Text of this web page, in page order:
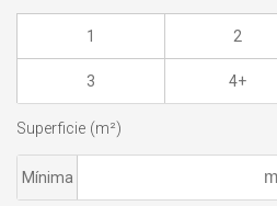
1 2
3 4+
Superficie (m²)
Mínima